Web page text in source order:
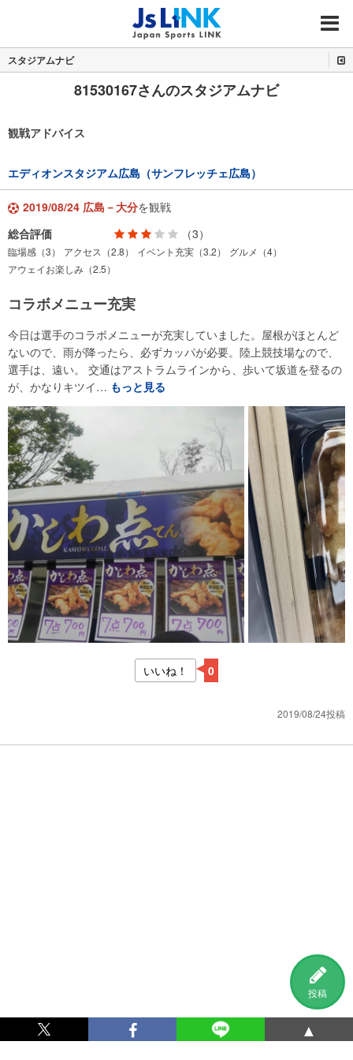
MENU
投稿
スタジアムナビ
81530167さんのスタジアムナビ
観戦アドバイス
エディオンスタジアム広島（サンフレッチェ広島）
2019/08/24 広島－大分を観戦
総合評価
（3）
臨場感（3） アクセス（2.8） イベント充実（3.2）
グルメ（4）
アウェイお楽しみ（2.5）
コラボメニュー充実
今日は選手のコラボメニューが充実していました。屋根がほとんど
ないので、雨が降ったら、必ずカッパが必要。陸上競技場なので、
選手は、遠い。 交通はアストラムラインから、歩いて坂道を登るの
が、かなりキツイ… もっと見る
いいね！ 0
2019/08/24投稿
▲